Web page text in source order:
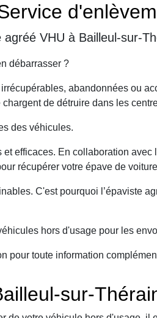
VHU à Bailleul-sur-
débarrasser ?
abandonnées ou
de détruire dans les
des véhicules.
efficaces. En collaboration
récupérer votre épave de
C'est pourquoi l’épaviste
hors d'usage pour les
pour toute information
sur-